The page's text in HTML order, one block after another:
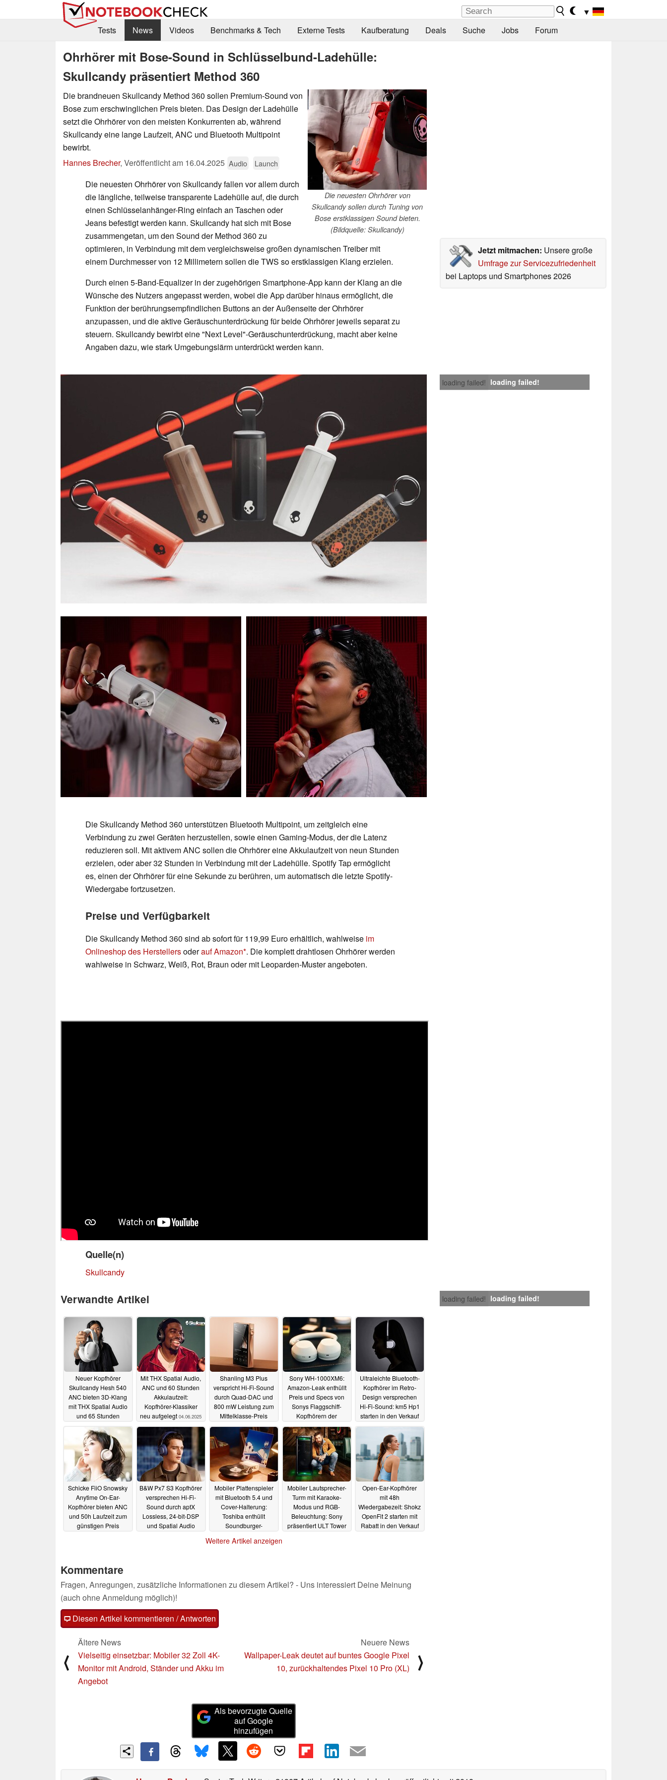
▼
Tests
News Videos Benchmarks & Tech Externe Tests Kaufberatung Deals Suche Jobs Forum
Ohrhörer mit Bose-Sound in Schlüsselbund-Ladehülle:
Skullcandy präsentiert Method 360
Die neuesten Ohrhörer von
Skullcandy sollen durch Tuning von
Bose erstklassigen Sound bieten.
(Bildquelle: Skullcandy)
Die brandneuen Skullcandy Method 360 sollen Premium-Sound von
Bose zum erschwinglichen Preis bieten. Das Design der Ladehülle
setzt die Ohrhörer von den meisten Konkurrenten ab, während
Skullcandy eine lange Laufzeit, ANC und Bluetooth Multipoint
bewirbt.
Hannes Brecher, Veröffentlicht am 16.04.2025 Audio Launch
Jetzt mitmachen: Unsere große
Umfrage zur Servicezufriedenheit
bei Laptops und Smartphones 2026
Die neuesten Ohrhörer von Skullcandy fallen vor allem durch
die längliche, teilweise transparente Ladehülle auf, die durch
einen Schlüsselanhänger-Ring einfach an Taschen oder
Jeans befestigt werden kann. Skullcandy hat sich mit Bose
zusammengetan, um den Sound der Method 360 zu
optimieren, in Verbindung mit dem vergleichsweise großen dynamischen Treiber mit
einem Durchmesser von 12 Millimetern sollen die TWS so erstklassigen Klang erzielen.
Durch einen 5-Band-Equalizer in der zugehörigen Smartphone-App kann der Klang an die
Wünsche des Nutzers angepasst werden, wobei die App darüber hinaus ermöglicht, die
Funktion der berührungsempfindlichen Buttons an der Außenseite der Ohrhörer
anzupassen, und die aktive Geräuschunterdrückung für beide Ohrhörer jeweils separat zu
steuern. Skullcandy bewirbt eine "Next Level"-Geräuschunterdrückung, macht aber keine
Angaben dazu, wie stark Umgebungslärm unterdrückt werden kann.
loading failed! loading failed!
Die Skullcandy Method 360 unterstützen Bluetooth Multipoint, um zeitgleich eine
Verbindung zu zwei Geräten herzustellen, sowie einen Gaming-Modus, der die Latenz
reduzieren soll. Mit aktivem ANC sollen die Ohrhörer eine Akkulaufzeit von neun Stunden
erzielen, oder aber 32 Stunden in Verbindung mit der Ladehülle. Spotify Tap ermöglicht
es, einen der Ohrhörer für eine Sekunde zu berühren, um automatisch die letzte Spotify-
Wiedergabe fortzusetzen.
Preise und Verfügbarkeit
Die Skullcandy Method 360 sind ab sofort für 119,99 Euro erhältlich, wahlweise im
Onlineshop des Herstellersoderauf Amazon . Die komplett drahtlosen Ohrhörer werden
wahlweise in Schwarz, Weiß, Rot, Braun oder mit Leoparden-Muster angeboten.
Quelle(n)
Skullcandy
loading failed! loading failed!
Verwandte Artikel
Neuer Kopfhörer
Skullcandy Hesh 540
ANC bieten 3D-Klang
mit THX Spatial Audio
und 65 Stunden
Akkulaufzeit 07.07.2025
Mit THX Spatial Audio,
ANC und 60 Stunden
Akkulaufzeit:
Kopfhörer-Klassiker
neu aufgelegt 04.06.2025
Shanling M3 Plus
verspricht Hi-Fi-Sound
durch Quad-DAC und
800 mW Leistung zum
Mittelklasse-Preis
05.05.2025
Sony WH-1000XM6:
Amazon-Leak enthüllt
Preis und Specs von
Sonys Flaggschiff-
Kopfhörern der
nächsten Generation
03.05.2025
Ultraleichte Bluetooth-
Kopfhörer im Retro-
Design versprechen
Hi-Fi-Sound: km5 Hp1
starten in den Verkauf
29.04.2025
Schicke FiiO Snowsky
Anytime On-Ear-
Kopfhörer bieten ANC
und 50h Laufzeit zum
günstigen Preis
B&W Px7 S3 Kopfhörer
versprechen Hi-Fi-
Sound durch aptX
Lossless, 24-bit-DSP
und Spatial Audio
Mobiler Plattenspieler
mit Bluetooth 5.4 und
Cover-Halterung:
Toshiba enthüllt
Soundburger-
Mobiler Lautsprecher-
Turm mit Karaoke-
Modus und RGB-
Beleuchtung: Sony
präsentiert ULT Tower
Open-Ear-Kopfhörer
mit 48h
Wiedergabezeit: Shokz
OpenFit 2 starten mit
Rabatt in den Verkauf
Weitere Artikel anzeigen
Kommentare
Fragen, Anregungen, zusätzliche Informationen zu diesem Artikel? - Uns interessiert Deine Meinung
(auch ohne Anmeldung möglich)!
Diesen Artikel kommentieren / Antworten
⟨
Ältere News
Vielseitig einsetzbar: Mobiler 32 Zoll 4K-
Monitor mit Android, Ständer und Akku im
Angebot
Neuere News
Wallpaper-Leak deutet auf buntes Google Pixel
10, zurückhaltendes Pixel 10 Pro (XL)
⟩
Als bevorzugte Quelle
auf Google
hinzufügen